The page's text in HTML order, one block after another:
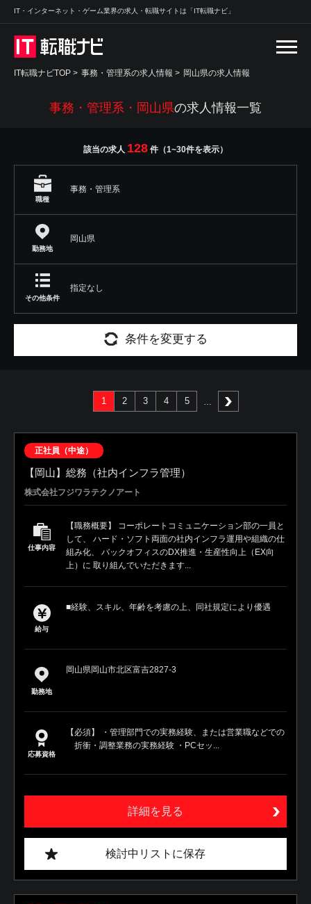
IT・インターネット・ゲーム業界の求人・転職サイトは「IT転職ナビ」
IT転職ナビTOP > 事務・管理系の求人情報 > 岡山県の求人情報
事務・管理系・岡山県の求人情報一覧
該当の求人 128 件（1~30件を表示）
職種
事務・管理系
勤務地
岡山県
その他条件
指定なし
条件を変更する
1 2 3 4 5
正社員（中途）
【岡山】総務（社内インフラ管理）
株式会社フジワラテクノアート
仕事内容
【職務概要】 コーポレートコミュニケーション部の一員と
して、 ハード・ソフト両面の社内インフラ運用や組織の仕
組み化、 バックオフィスのDX推進・生産性向上（EX向
上）に 取り組んでいただきます...
給与
■経験、スキル、年齢を考慮の上、同社規定により優遇
勤務地
岡山県岡山市北区富吉2827-3
応募資格
【必須】 ・管理部門での実務経験、または営業職などでの
折衝・調整業務の実務経験 ・PCセッ...
詳細を見る
検討中リストに保存